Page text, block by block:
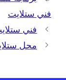
فني ستلايت
فني
محل